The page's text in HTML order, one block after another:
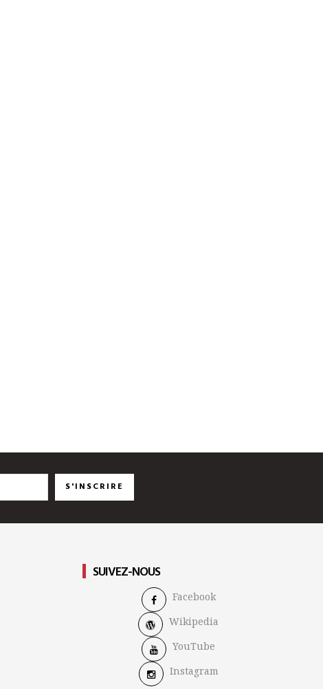
S'INSCRIRE
SUIVEZ-NOUS
Facebook
Wikipedia
YouTube
Instagram